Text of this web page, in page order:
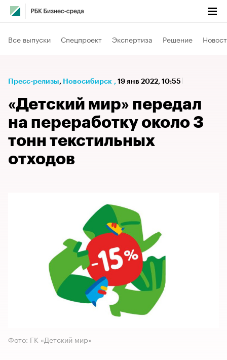
Все выпуски Спецпроект Экспертиза Решение
Пресс-релизы⁠, Новосибирск , 19 янв 2022, 10:55
«Детский мир» передал
на переработку около 3
тонн текстильных
отходов
Фото: ГК «Детский мир»